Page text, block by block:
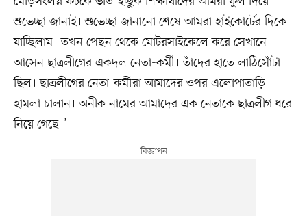
শুভেচ্ছা জানাই। শুভেচ্ছা জানানো শেষে আমরা হাইকোর্টের দিকে
যাচ্ছিলাম। তখন পেছন থেকে মোটরসাইকেলে করে সেখানে
আসেন ছাত্রলীগের একদল নেতা-কর্মী। তাঁদের হাতে লাঠিসোঁটা
ছিল। ছাত্রলীগের নেতা-কর্মীরা আমাদের ওপর এলোপাতাড়ি
হামলা চালান। অনীক নামের আমাদের এক নেতাকে ছাত্রলীগ ধরে
নিয়ে গেছে।’